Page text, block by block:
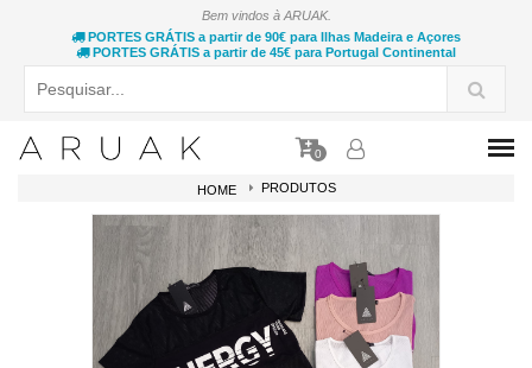
Bem vindos à ARUAK.
PORTES GRÁTIS a partir de 90€ para Ilhas Madeira e Açores
PORTES GRÁTIS a partir de 45€ para Portugal Continental
0
HOME PRODUTOS